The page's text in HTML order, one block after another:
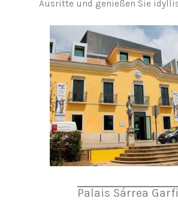
Ausritte und genießen Sie
Palais Sárrea